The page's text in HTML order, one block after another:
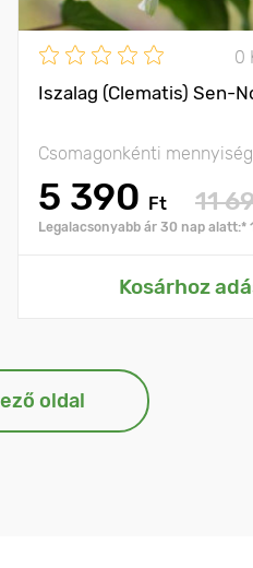
0
Iszalag (Clematis) Sen-
Csomagonkénti
5 390 Ft 11
Legalacsonyabb ár 30 nap alatt:*
Kosárhoz
oldal